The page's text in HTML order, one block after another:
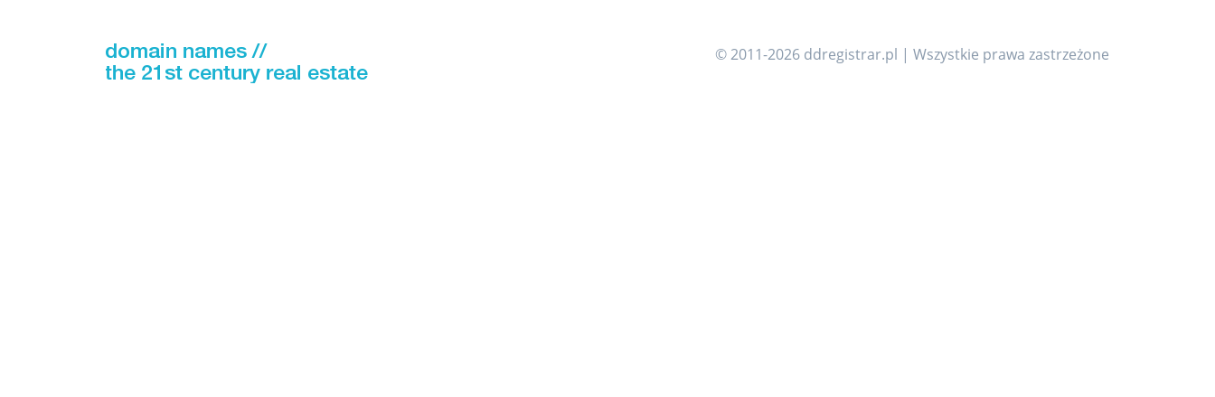
© 2011-2026 ddregistrar.pl | Wszystkie prawa zastrzeżone